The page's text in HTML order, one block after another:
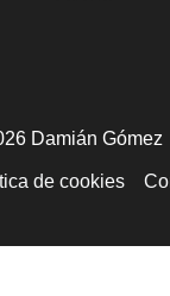
Damián Gómez
de cookies